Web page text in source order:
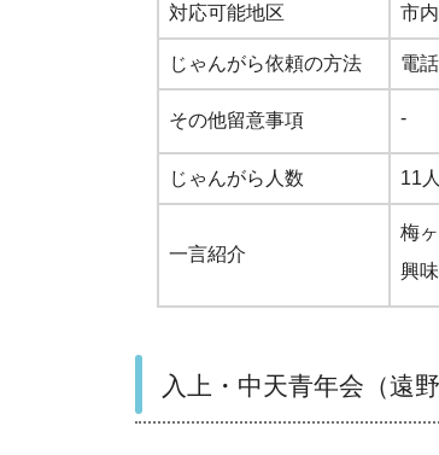
対応可能地区 市
じゃんがら依頼の方法 電話
その他留意事項 -
じゃんがら人数 11人
一言紹介
梅
興
入上・中天青年会（遠野